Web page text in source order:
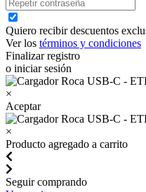
Quiero recibir descuentos
Ver los términos y condiciones
Finalizar registro
o iniciar sesión
×
Aceptar
×
Producto agregado a carrito
Seguir comprando